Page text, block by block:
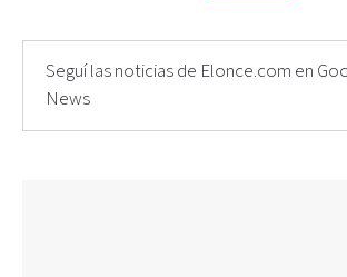
Seguí las noticias de Elonce.com en
News